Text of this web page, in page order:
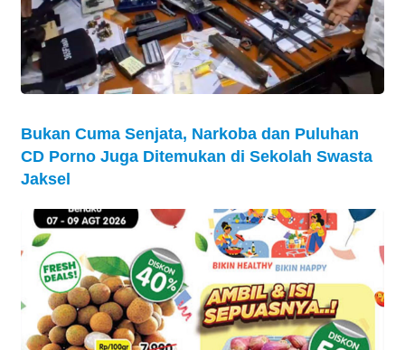
Bukan Cuma Senjata, Narkoba dan Puluhan
CD Porno Juga Ditemukan di Sekolah Swasta
Jaksel